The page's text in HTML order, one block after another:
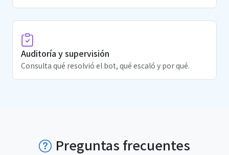
Auditoría y supervisión
Consulta qué resolvió el bot, qué escaló y por qué.
Preguntas frecuentes